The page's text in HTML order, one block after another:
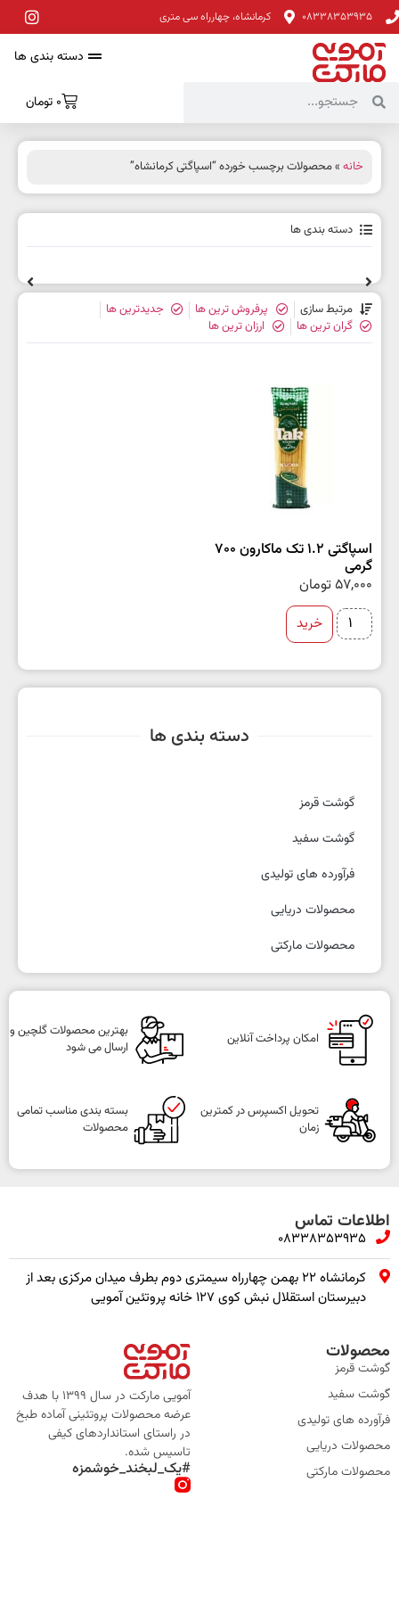
08338353935 کرمانشاه، چهارراه سی متری
دسته بندی ها
0 تومان
دسته بندی ها
گوشت قرمز
گوشت سفید
فرآورده های تولیدی
محصولات دریایی
محصولات مارکتی
خانه » محصولات برچسب خورده “اسپاگتی کرمانشاه”
دسته بندی ها
مرتبط سازی پرفروش ترین ها
جدیدترین ها
گران ترین ها
ارزان ترین ها
اسپاگتی 1.2 تک ماکارون 700
گرمی
57,000تومان
خرید
امکان پرداخت آنلاین
بهترین محصولات گلچین و
ارسال می شود
تحویل اکسپرس در کمترین
زمان
بسته بندی مناسب تمامی
محصولات
اطلاعات تماس
08338353935
کرمانشاه ۲۲ بهمن چهارراه سیمتری دوم بطرف میدان مرکزی بعد از
دبیرستان استقلال نبش کوی ۱۲۷ خانه پروتئین آمویی
محصولات
گوشت قرمز
گوشت سفید
فرآورده های تولیدی
محصولات دریایی
محصولات مارکتی
آمویی مارکت در سال 1399 با هدف
عرضه محصولات پروتئینی آماده طبخ
در راستای استانداردهای کیفی
تاسیس شده.
#یک_لبخند_خوشمزه